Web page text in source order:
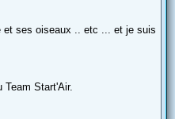
et ses oiseaux .. etc ... et je suis
Team Start'Air.